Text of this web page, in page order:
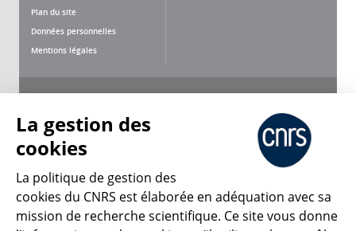
Plan du site
Données personnelles
Mentions légales
CNRS Le Mag
La gestion des
cookies
La politique de gestion des
cookies du CNRS est élaborée en adéquation avec sa
mission de recherche scientifique. Ce site vous donne